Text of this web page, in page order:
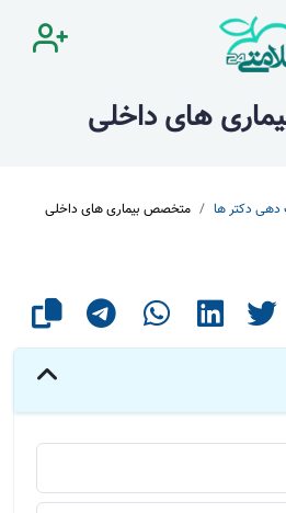
های داخلی
دهی دکتر ها متخصص بیماری های داخلی